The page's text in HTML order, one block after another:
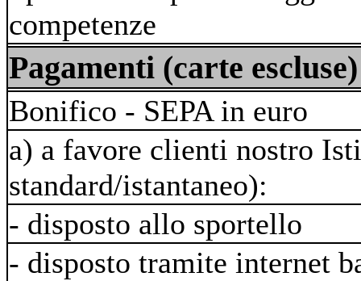
competenze
Pagamenti (carte escluse)
Bonifico - SEPA in euro
a) a favore clienti nostro
standard/istantaneo):
- disposto allo sportello
- disposto tramite internet